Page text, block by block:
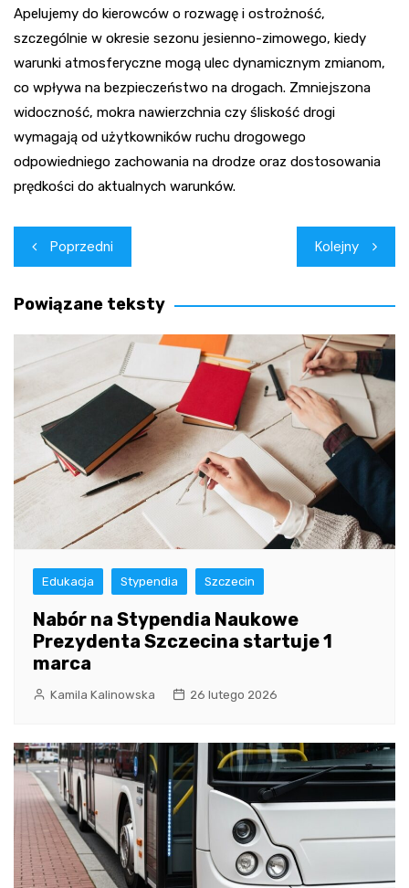
Apelujemy do kierowców o rozwagę i ostrożność,
szczególnie w okresie sezonu jesienno-zimowego, kiedy
warunki atmosferyczne mogą ulec dynamicznym zmianom,
co wpływa na bezpieczeństwo na drogach. Zmniejszona
widoczność, mokra nawierzchnia czy śliskość drogi
wymagają od użytkowników ruchu drogowego
odpowiedniego zachowania na drodze oraz dostosowania
prędkości do aktualnych warunków.
Nawigacja
wpisu
Poprzedni Kolejny
Powiązane teksty
Edukacja Stypendia Szczecin
Nabór na Stypendia Naukowe
Prezydenta Szczecina startuje 1
marca
Kamila Kalinowska 26 lutego 2026